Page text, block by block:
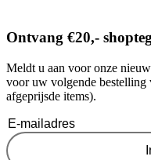
Ontvang €20,-
Meldt u aan voor onze
voor uw volgende
afgeprijsde items).